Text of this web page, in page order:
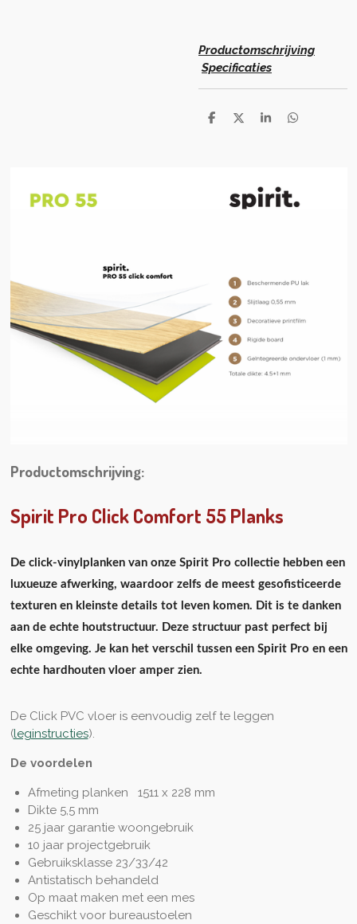
Productomschrijving
Specificaties
D
D
S
D
Productomschrijving:
Spirit Pro Click Comfort 55 Planks
De click-vinylplanken van onze Spirit Pro collectie hebben een
luxueuze afwerking, waardoor zelfs de meest gesofisticeerde
texturen en kleinste details tot leven komen. Dit is te danken
aan de echte houtstructuur. Deze structuur past perfect bij
elke omgeving. Je kan het verschil tussen een Spirit Pro en een
echte hardhouten vloer amper zien.
De Click PVC vloer is eenvoudig zelf te leggen
(leginstructies).
De voordelen
Afmeting planken 1511 x 228 mm
Dikte 5,5 mm
25 jaar garantie woongebruik
10 jaar projectgebruik
Gebruiksklasse 23/33/42
Antistatisch behandeld
Op maat maken met een mes
Geschikt voor bureaustoelen